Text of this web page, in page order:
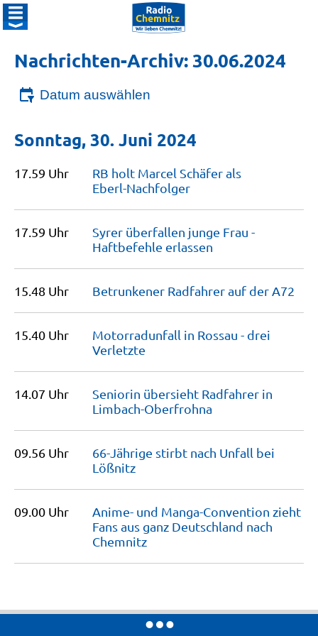
Nachrichten-Archiv: 30.06.2024
Datum auswählen
Sonntag, 30. Juni 2024
17.59 Uhr
RB holt Marcel Schäfer als
Eberl-Nachfolger
17.59 Uhr
Syrer überfallen junge Frau -
Haftbefehle erlassen
15.48 Uhr Betrunkener Radfahrer auf der A72
15.40 Uhr
Motorradunfall in Rossau - drei
Verletzte
14.07 Uhr
Seniorin übersieht Radfahrer in
Limbach-Oberfrohna
09.56 Uhr
66-Jährige stirbt nach Unfall bei
Lößnitz
09.00 Uhr
Anime- und Manga-Convention zieht
Fans aus ganz Deutschland nach
Chemnitz